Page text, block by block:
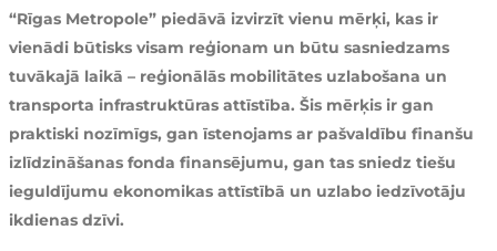
“Rīgas Metropole” piedāvā izvirzīt vienu mērķi, kas ir
vienādi būtisks visam reģionam un būtu sasniedzams
tuvākajā laikā – reģionālās mobilitātes uzlabošana un
transporta infrastruktūras attīstība. Šis mērķis ir gan
praktiski nozīmīgs, gan īstenojams ar pašvaldību finanšu
izlīdzināšanas fonda finansējumu, gan tas sniedz tiešu
ieguldījumu ekonomikas attīstībā un uzlabo iedzīvotāju
ikdienas dzīvi.